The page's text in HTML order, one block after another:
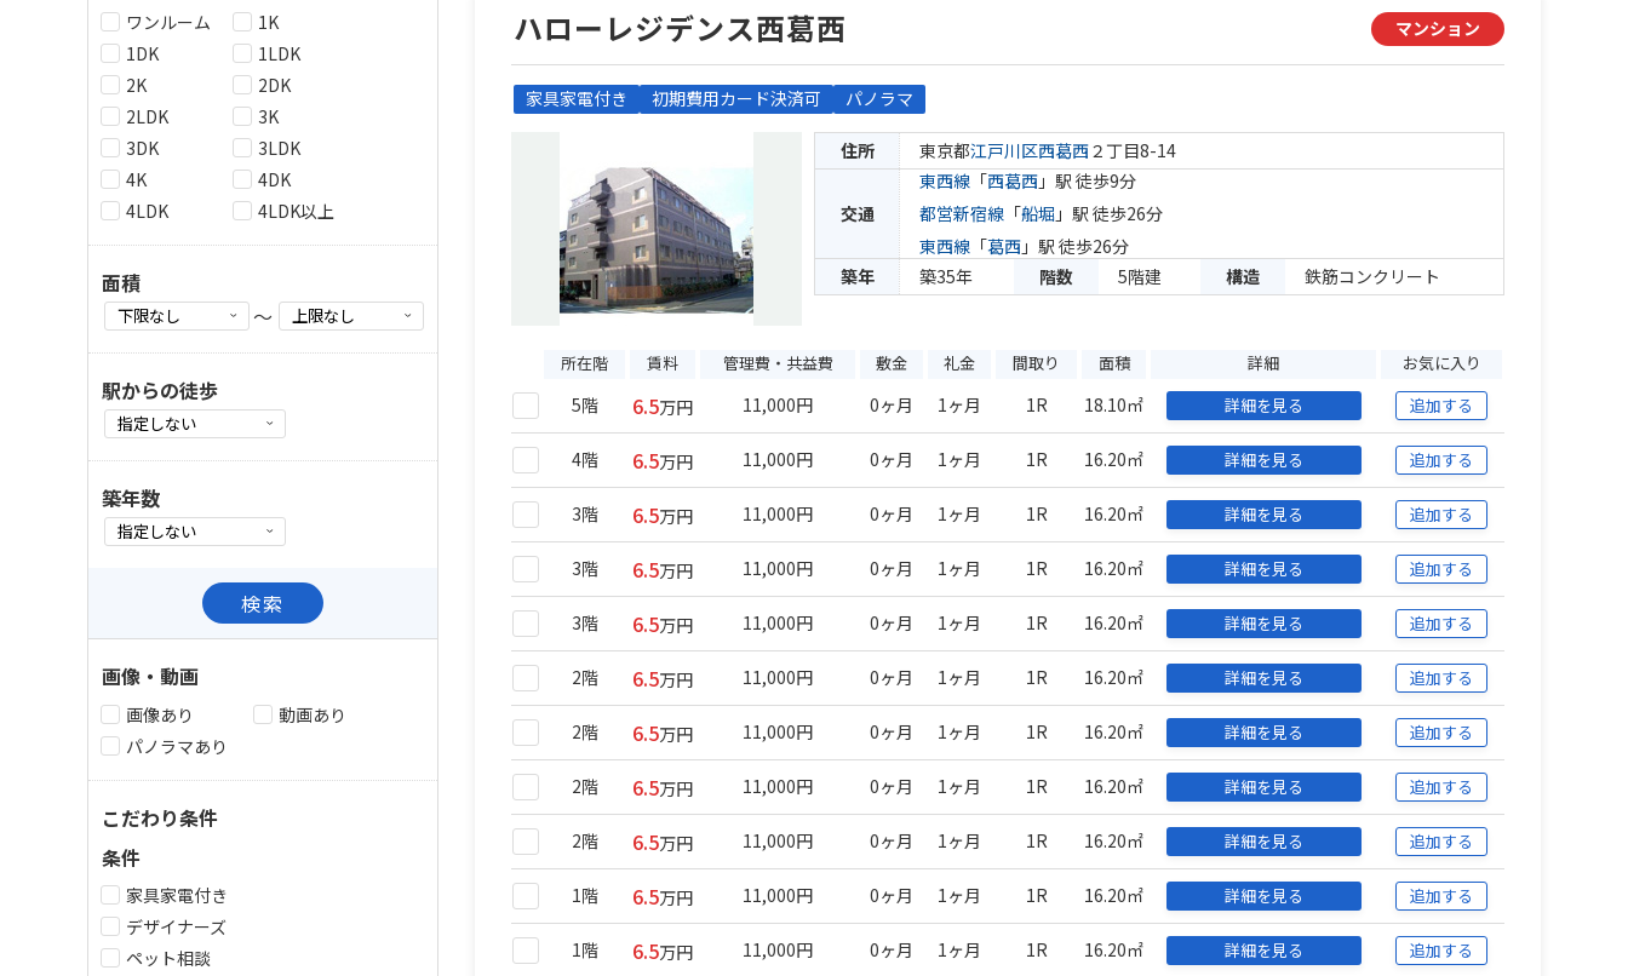
ハローレジデンス西葛西 マンション
家具家電付き 初期費用カード決済可 パノラマ
住所 東京都江戸川区西葛西２丁目8-14
交通
東西線 「西葛西 」駅 徒歩9分
都営新宿線 「船堀 」駅 徒歩26分
東西線 「葛西 」駅 徒歩26分
築年
築35年 階数 5階建 構造 鉄筋コンクリート
所在階 賃料 管理費・共益費 敷金 礼金 間取り 面積 詳細 お気に入り
5階 6.5万円 11,000円 0ヶ月 1ヶ月 1R 18.10㎡ 詳細を見る 追加する
4階 6.5万円 11,000円 0ヶ月 1ヶ月 1R 16.20㎡ 詳細を見る 追加する
3階 6.5万円 11,000円 0ヶ月 1ヶ月 1R 16.20㎡ 詳細を見る 追加する
3階 6.5万円 11,000円 0ヶ月 1ヶ月 1R 16.20㎡ 詳細を見る 追加する
3階 6.5万円 11,000円 0ヶ月 1ヶ月 1R 16.20㎡ 詳細を見る 追加する
2階 6.5万円 11,000円 0ヶ月 1ヶ月 1R 16.20㎡ 詳細を見る 追加する
2階 6.5万円 11,000円 0ヶ月 1ヶ月 1R 16.20㎡ 詳細を見る 追加する
2階 6.5万円 11,000円 0ヶ月 1ヶ月 1R 16.20㎡ 詳細を見る 追加する
2階 6.5万円 11,000円 0ヶ月 1ヶ月 1R 16.20㎡ 詳細を見る 追加する
1階 6.5万円 11,000円 0ヶ月 1ヶ月 1R 16.20㎡ 詳細を見る 追加する
1階 6.5万円 11,000円 0ヶ月 1ヶ月 1R 16.20㎡ 詳細を見る 追加する
ワンルーム
1K
1DK
1LDK
2K
2DK
2LDK
3K
3DK
3LDK
4K
4DK
4LDK
4LDK以上
面積
～
駅からの徒歩
築年数
検索
画像・動画
画像あり
動画あり
パノラマあり
こだわり条件
条件
家具家電付き
デザイナーズ
ペット相談